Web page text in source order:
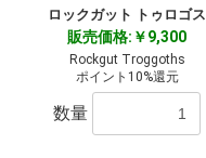
ロックガット トゥロゴス
販売価格:￥9,300
Rockgut Troggoths
ポイント10%還元
数量